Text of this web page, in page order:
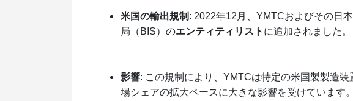
米国の輸出規制 : 2022年12月、YMTCおよびその日
局（BIS）のエンティティリスト に追加されました。
影響: この規制により、YMTCは特定の米国製製造
場シェアの拡大ペースに大きな影響を受けています。